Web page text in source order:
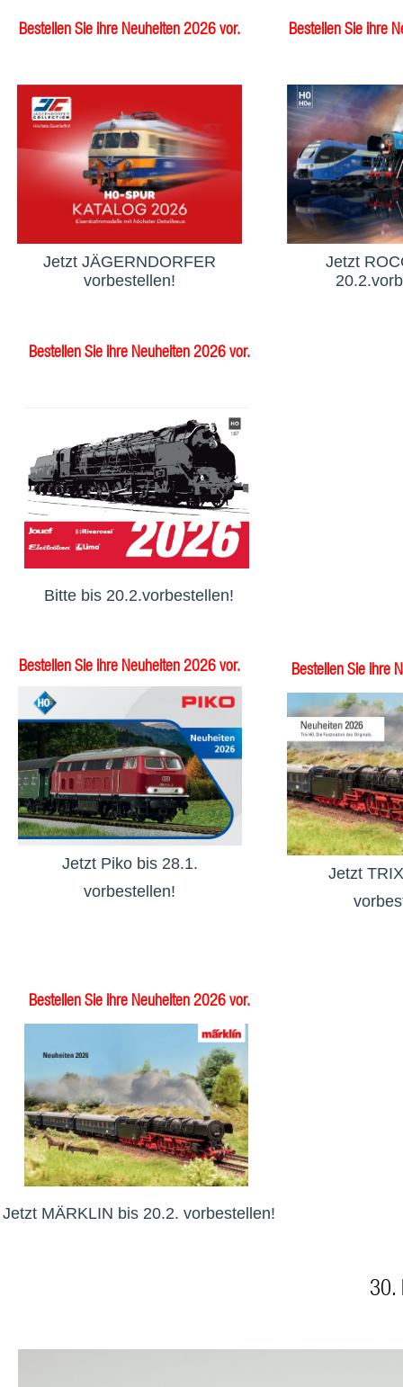
Bestellen Sie ihre Neuheiten 2026 vor.
Jetzt JÄGERNDORFER
vorbestellen!
Bestellen Sie ihre
Jetzt
Bestellen Sie ihre Neuheiten 2026 vor.
Bitte bis 20.2.vorbestellen!
Bestellen Sie ihre Neuheiten 2026 vor.
Jetzt Piko bis 28.1.
vorbestellen!
Bestellen Sie ihre
Jetzt
Bestellen Sie ihre Neuheiten 2026 vor.
Jetzt MÄRKLIN bis 20.2. vorbestellen!
30.